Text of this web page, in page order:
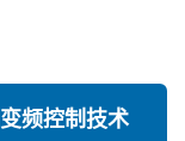
频控制技术